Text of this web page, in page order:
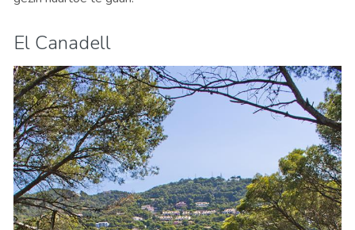
El Canadell